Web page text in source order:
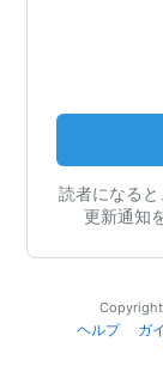
読者になると
更新通知
ヘルプ
ガ